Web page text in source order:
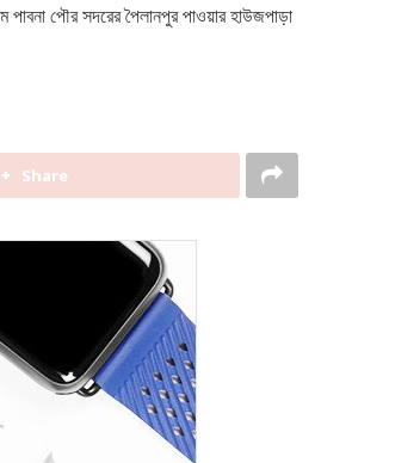
পৌর সদরের পৈলানপুর পাওয়ার হাউজপাড়া
Share